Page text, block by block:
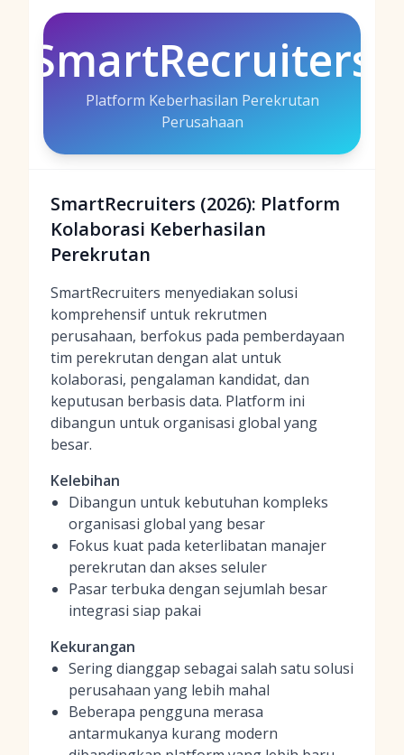
SmartRecruiters
Platform Keberhasilan Perekrutan
Perusahaan
SmartRecruiters (2026): Platform
Kolaborasi Keberhasilan
Perekrutan
SmartRecruiters menyediakan solusi
komprehensif untuk rekrutmen
perusahaan, berfokus pada pemberdayaan
tim perekrutan dengan alat untuk
kolaborasi, pengalaman kandidat, dan
keputusan berbasis data. Platform ini
dibangun untuk organisasi global yang
besar.
Kelebihan
Dibangun untuk kebutuhan kompleks
organisasi global yang besar
Fokus kuat pada keterlibatan manajer
perekrutan dan akses seluler
Pasar terbuka dengan sejumlah besar
integrasi siap pakai
Kekurangan
Sering dianggap sebagai salah satu solusi
perusahaan yang lebih mahal
Beberapa pengguna merasa
antarmukanya kurang modern